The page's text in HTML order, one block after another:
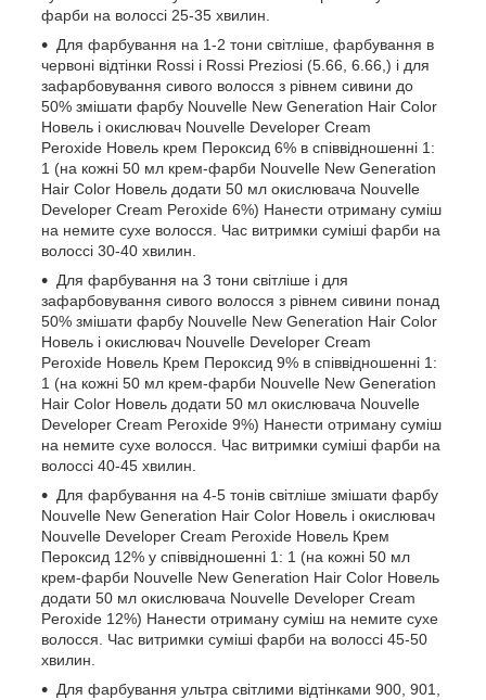
фарби на волоссі 25-35 хвилин.
Для фарбування на 1-2 тони світліше, фарбування в
червоні відтінки Rossi і Rossi Preziosi (5.66, 6.66,) і для
зафарбовування сивого волосся з рівнем сивини до
50% змішати фарбу Nouvelle New Generation Hair Color
Новель і окислювач Nouvelle Developer Cream
Peroxide Новель крем Пероксид 6% в співвідношенні 1:
1 (на кожні 50 мл крем-фарби Nouvelle New Generation
Hair Color Новель додати 50 мл окислювача Nouvelle
Developer Cream Peroxide 6%) Нанести отриману суміш
на немите сухе волосся. Час витримки суміші фарби на
волоссі 30-40 хвилин.
Для фарбування на 3 тони світліше і для
зафарбовування сивого волосся з рівнем сивини понад
50% змішати фарбу Nouvelle New Generation Hair Color
Новель і окислювач Nouvelle Developer Cream
Peroxide Новель Крем Пероксид 9% в співвідношенні 1:
1 (на кожні 50 мл крем-фарби Nouvelle New Generation
Hair Color Новель додати 50 мл окислювача Nouvelle
Developer Cream Peroxide 9%) Нанести отриману суміш
на немите сухе волосся. Час витримки суміші фарби на
волоссі 40-45 хвилин.
Для фарбування на 4-5 тонів світліше змішати фарбу
Nouvelle New Generation Hair Color Новель і окислювач
Nouvelle Developer Cream Peroxide Новель Крем
Пероксид 12% у співвідношенні 1: 1 (на кожні 50 мл
крем-фарби Nouvelle New Generation Hair Color Новель
додати 50 мл окислювача Nouvelle Developer Cream
Peroxide 12%) Нанести отриману суміш на немите сухе
волосся. Час витримки суміші фарби на волоссі 45-50
хвилин.
Для фарбування ультра світлими відтінками 900, 901,